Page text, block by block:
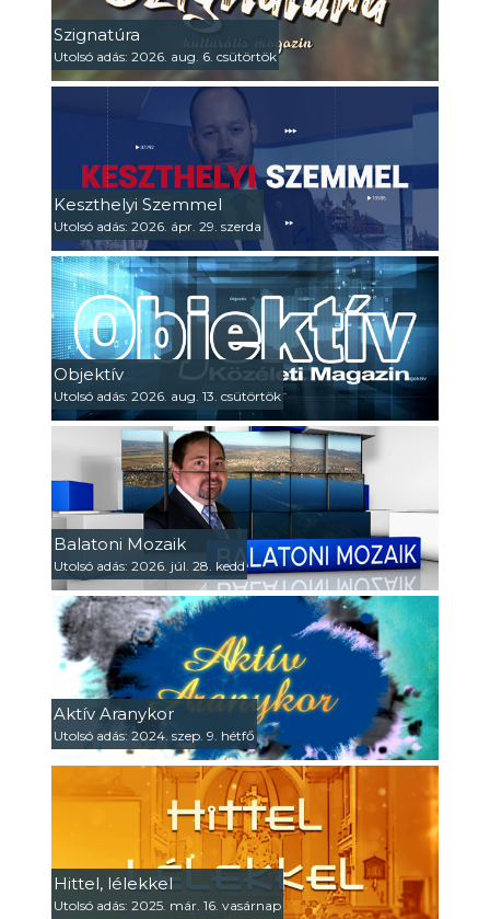
Szignatúra
Utolsó adás: 2026. aug. 6. csütörtök
Keszthelyi Szemmel
Utolsó adás: 2026. ápr. 29. szerda
Objektív
Utolsó adás: 2026. aug. 13. csütörtök
Balatoni Mozaik
Utolsó adás: 2026. júl. 28. kedd
Aktív Aranykor
Utolsó adás: 2024. szep. 9. hétfő
Hittel, lélekkel
Utolsó adás: 2025. már. 16. vasárnap